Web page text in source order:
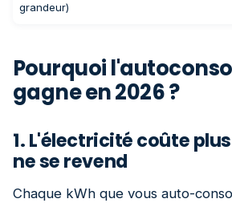
grandeur)
Pourquoi
gagne en 2026 ?
1. L'électricité coûte
ne se revend
Chaque kWh que vous auto-